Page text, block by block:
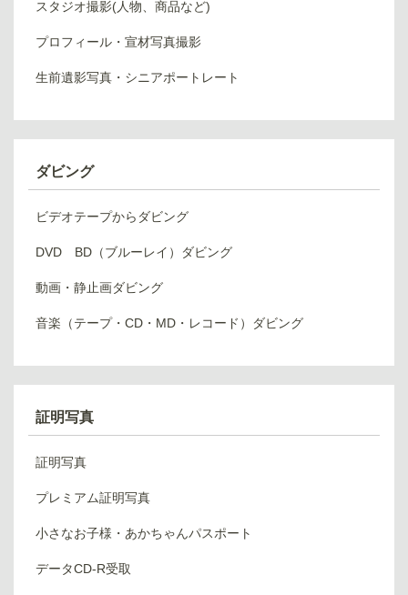
スタジオ撮影(人物、商品など)
プロフィール・宣材写真撮影
生前遺影写真・シニアポートレート
ダビング
ビデオテープからダビング
DVD BD（ブルーレイ）ダビング
動画・静止画ダビング
音楽（テープ・CD・MD・レコード）ダビング
証明写真
証明写真
プレミアム証明写真
小さなお子様・あかちゃんパスポート
データCD-R受取